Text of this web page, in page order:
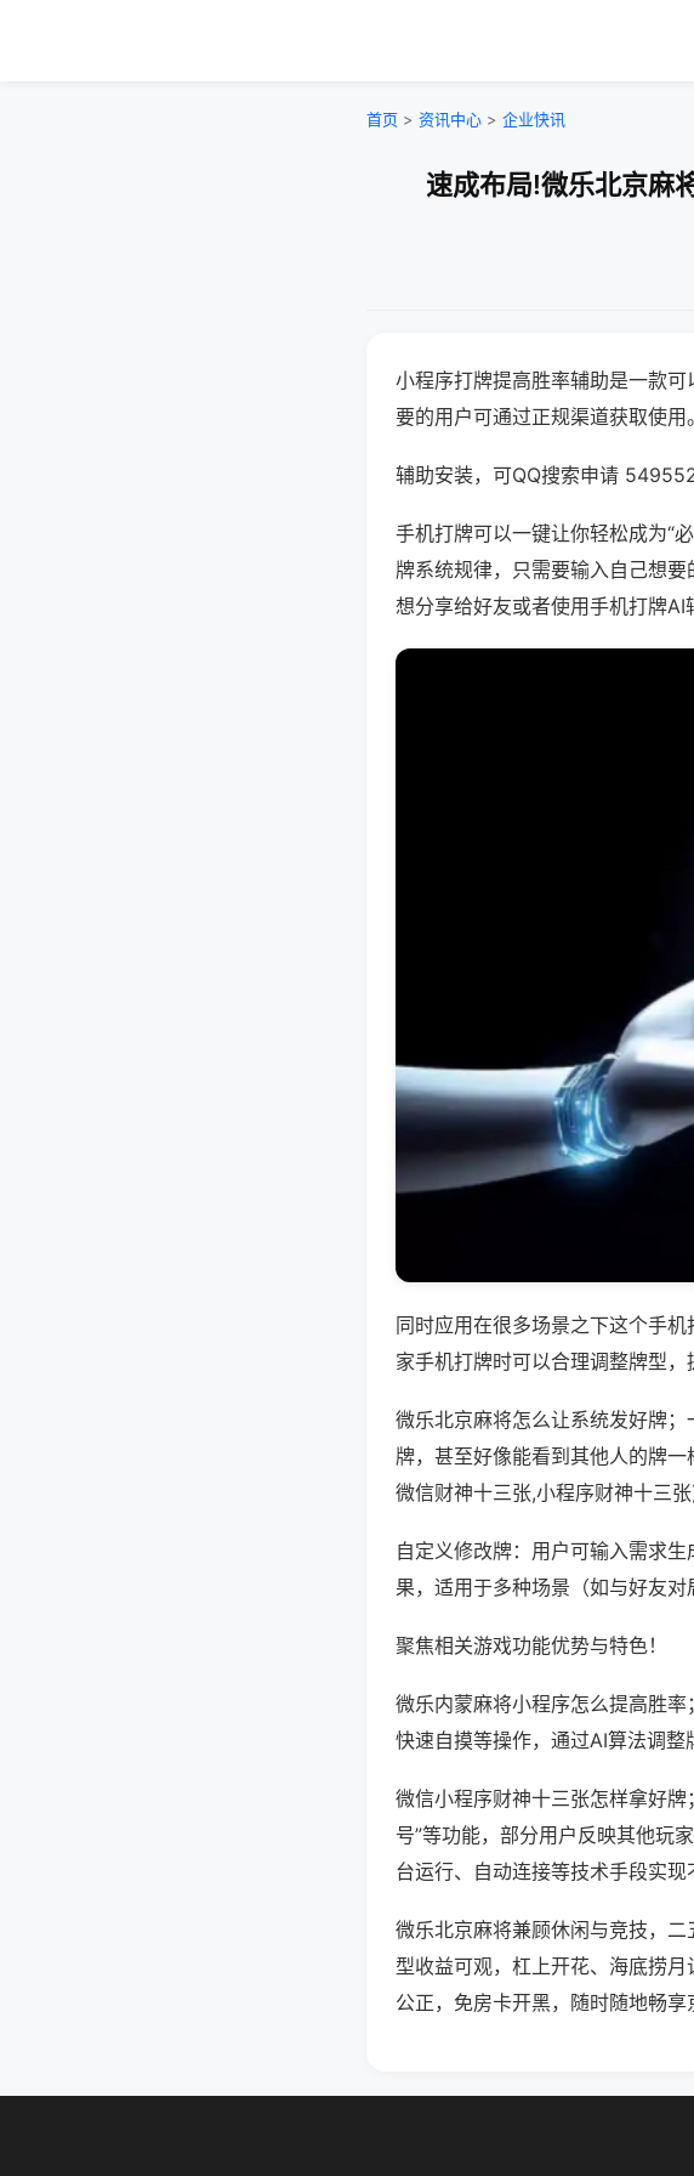
首页 > 资讯中心 > 企业快讯
速成布局!微乐北京麻
小程序打牌提高胜率辅助是一款
要的用户可通过正规渠道获取使用。
辅助安装，可QQ搜索申请
手机打牌可以一键让你轻松成为“
牌系统规律，只需要输入自己想
想分享给好友或者使用手机打牌AI
同时应用在很多场景之下这个手
家手机打牌时可以合理调整牌型，
微乐北京麻将怎么让系统发好牌
牌，甚至好像能看到其他人的牌
微信财神十三张,小程序财神十三
自定义修改牌：用户可输入需求
果，适用于多种场景（如与好友对
聚焦相关游戏功能优势与特色！
微乐内蒙麻将小程序怎么提高胜
快速自摸等操作，通过AI算法调整
微信小程序财神十三张怎样拿好牌
号”等功能，部分用户反映其他玩
台运行、自动连接等技术手段实现
微乐北京麻将兼顾休闲与竞技，
型收益可观，杠上开花、海底捞
公正，免房卡开黑，随时随地畅享